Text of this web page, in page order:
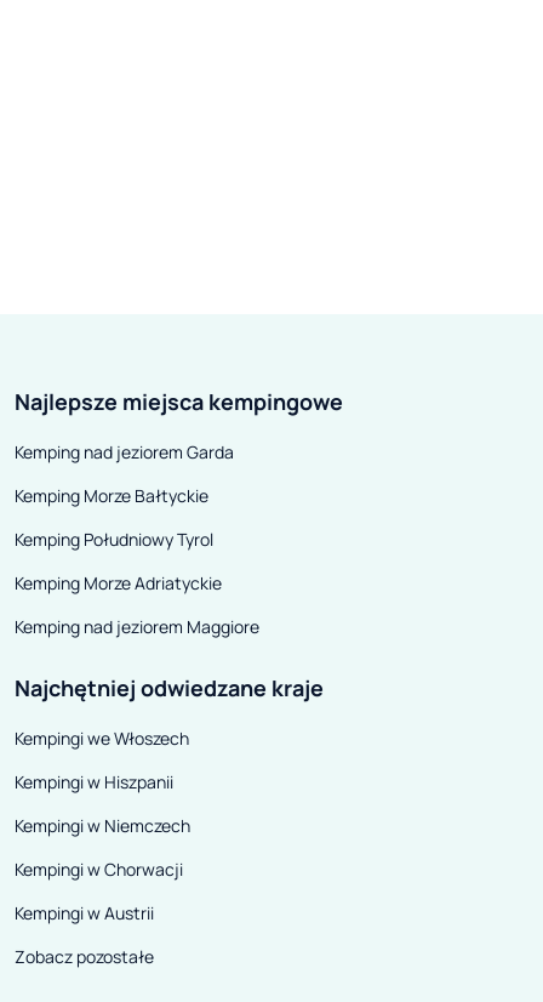
Najlepsze miejsca kempingowe
Kemping nad jeziorem Garda
Kemping Morze Bałtyckie
Kemping Południowy Tyrol
Kemping Morze Adriatyckie
Kemping nad jeziorem Maggiore
Najchętniej odwiedzane kraje
Kempingi we Włoszech
Kempingi w Hiszpanii
Kempingi w Niemczech
Kempingi w Chorwacji
Kempingi w Austrii
Zobacz pozostałe